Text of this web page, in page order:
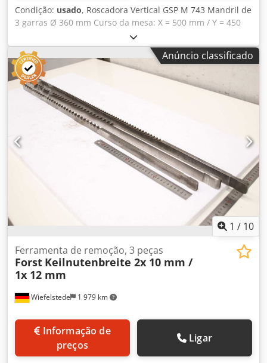
Condição: usado, Roscadora Vertical GSP M 743 Mandril de
3 garras Ø 360 mm Curso da mesa: X = 500 mm / Y = 450
mm Curso do barramento: 300 mm Profundidade da
garganta: 500 mm Mesa rotativa: Ø 690 mm Inclinação do
barramento: +8° Altura máxima da mesa
rotativa/barramento: 450 mm Potência do motor: 8 CV
Golpes/min: de 3 a 300 golpes/min. Equipado com sistema
de remoção de ferramenta ao elevar Dedjzlhfpopfx Amkeck
Tensão: 380 V Comprimento: 2000 mm Profundidade: 2500
mm Altura total: 2200 mm Peso: aprox. 4 t
Anúncio classificado
1 / 10
Wiefelstede 1 979 km
Ferramenta de remoção, 3 peças
Forst Keilnutenbreite 2x 10 mm /
1x 12 mm
preços
Ligar